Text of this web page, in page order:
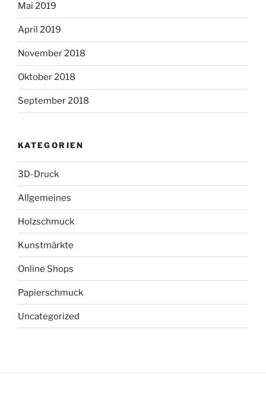
Mai 2019
April 2019
November 2018
Oktober 2018
September 2018
KATEGORIEN
3D-Druck
Allgemeines
Holzschmuck
Kunstmärkte
Online Shops
Papierschmuck
Uncategorized